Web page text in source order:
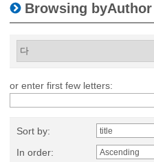
Browsing byAuthor
or enter first few letters:
Sort by:
In order: